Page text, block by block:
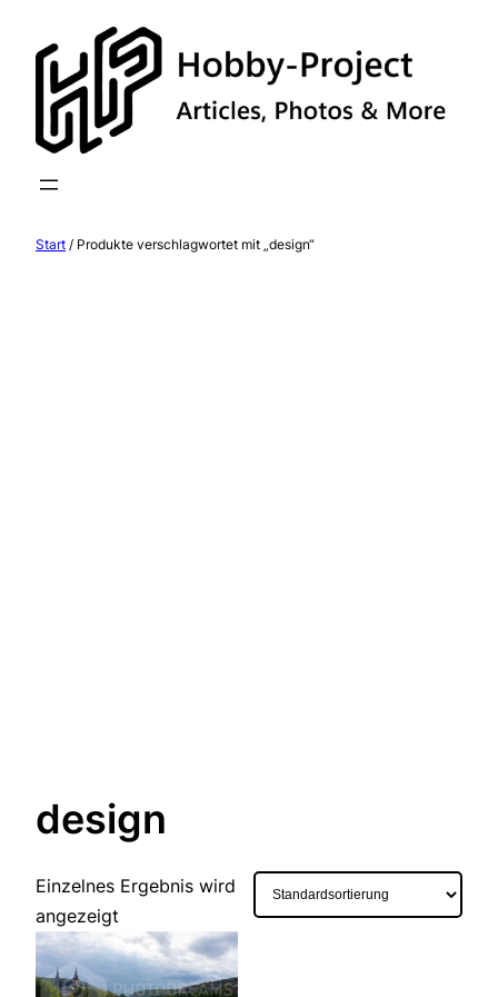
Inhalt
springen
Start / Produkte verschlagwortet mit „design“
design
Einzelnes Ergebnis wird
angezeigt